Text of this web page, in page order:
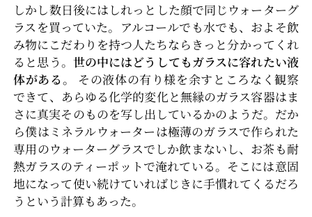
しかし数日後にはしれっとした顔で同じウォーターグ
ラスを買っていた。アルコールでも水でも、およそ飲
み物にこだわりを持つ人たちならきっと分かってくれ
ると思う。 世の中にはどうしてもガラスに容れたい液
体がある。
その液体の有り様を余すところなく観察
できて、あらゆる化学的変化と無縁のガラス容器はま
さに真実そのものを写し出しているかのようだ。だか
ら僕はミネラルウォーターは極薄のガラスで作られた
専用のウォーターグラスでしか飲まないし、お茶も耐
熱ガラスのティーポットで淹れている。そこには意固
地になって使い続けていればじきに手慣れてくるだろ
うという計算もあった。